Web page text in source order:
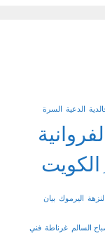
الدعية السرة
الكويت
النزهة اليرموك بيان
السالم غرناطة فني